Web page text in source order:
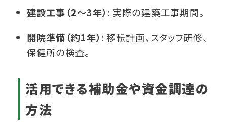
建設工事（2～3年） : 実際の建築工事期間。
開院準備（約1年） : 移転計画、スタッフ研修、
保健所の検査。
活用できる補助金や資金調達の
方法